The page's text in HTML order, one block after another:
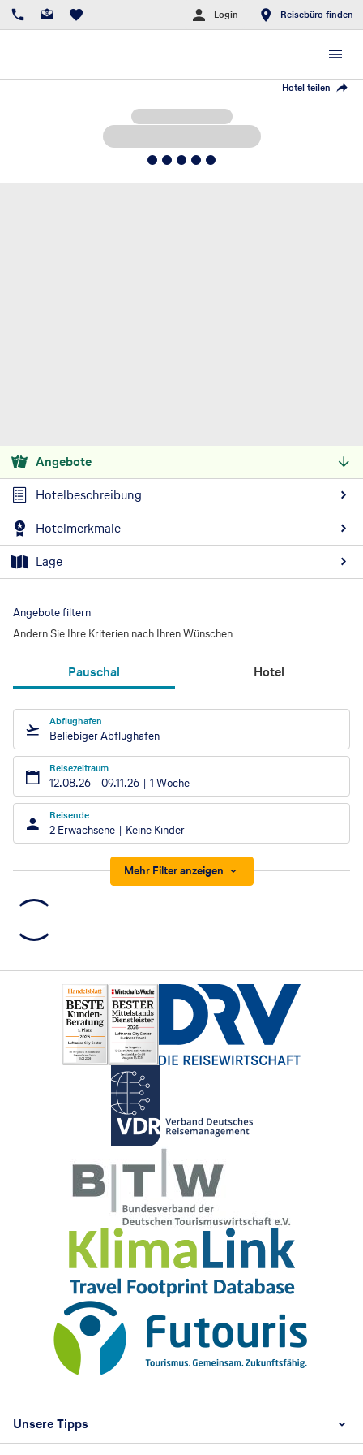
Login Reisebüro finden
Hotel teilen
5
Angebote
Hotelbeschreibung
Hotelmerkmale
Lage
Angebote filtern
Ändern Sie Ihre Kriterien nach Ihren Wünschen
Pauschal Hotel
Abflughafen
Beliebiger Abflughafen
Reisezeitraum
12.08.26 –09.11.26 1 Woche
Reisende
2 Erwachsene Keine Kinder
Mehr Filter anzeigen
Unsere Tipps